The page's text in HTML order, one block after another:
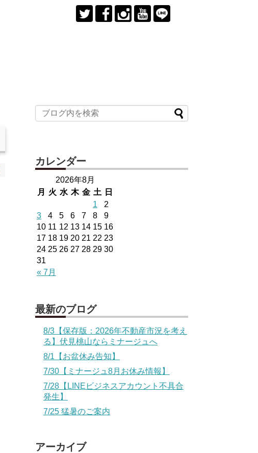
カレンダー
2026年8月
月
火 水 木 金 土 日
« 7月
1
2
3
4 5 6 7 8
9
10 11 12 13 14 15 16
17 18 19 20 21 22 23
24 25 26 27 28 29 30
31
最新のブログ
8/3【保存版：2026年不動産市況を考え
る】伏見桃山ならミナージュへ
8/1【お盆休み告知】
7/30【ミナージュ8月お休み情報】
7/28【LINEビジネスアカウント不具合
発生】
7/25 猛暑のご案内
アーカイブ